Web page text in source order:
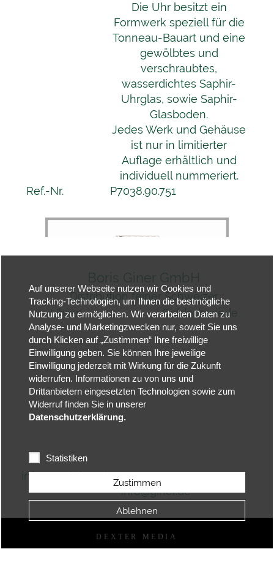
Die Uhr besitzt ein
Formwerk speziell für die
Tonneau-Bauart und eine
gewölbtes und
verschraubtes,
wasserdichtes Saphir-
Uhrglas, sowie Saphir-
Glasboden.
Jedes Werk und Gehäuse
ist nur in limitierter
Auflage erhältlich und
individuell nummeriert.
Ref.-Nr.
P7038.90.751
Boris Giner GmbH
Distribution feiner Schweizer
Uhren Goldschmiede
Hauptstraße
30
Hauptstraße 36
77839
Lichtenau
77866 Rheinau
info@paulpicot.de
info@giner.de
Auf unserer Webseite nutzen wir Cookies und
Tracking-Technologien, um Ihnen die bestmögliche
Nutzung zu ermöglichen. Wir verarbeiten Daten zu
Analyse- und Marketingzwecken nur, soweit Sie uns
durch Klicken auf „Zustimmen“ Ihre freiwillige
Einwilligung geben. Sie können Ihre jeweilige
Einwilligung jederzeit mit Wirkung für die Zukunft
widerrufen. Informationen zu von uns und
Drittanbietern eingesetzten Technologien sowie zum
Widerruf finden Sie in unserer
Datenschutzerklärung.
Statistiken
Zustimmen
Ablehnen